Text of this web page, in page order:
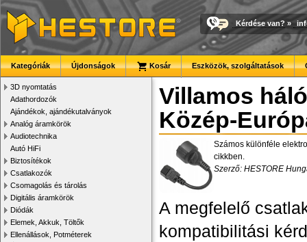
Kérdése van? »
Kategóriák Újdonságok Kosár Eszközök, szolgáltatások
3D nyomtatás
Adathordozók
Ajándékok, ajándékutalványok
Analóg áramkörök
Audiotechnika
Autó HiFi
Biztosítékok
Csatlakozók
Csomagolás és tárolás
Digitális áramkörök
Diódák
Elemek, Akkuk, Töltők
Ellenállások, Potméterek
Villamos
Közép-
Számos különféle
cikkben.
Szerző: HESTORE
A megfelelő
kompatibilitási